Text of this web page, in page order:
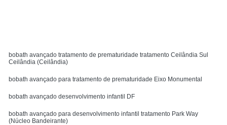
bobath avançado tratamento de prematuridade tratamento Ceilândia Sul
Ceilândia (Ceilândia)
bobath avançado para tratamento de prematuridade Eixo Monumental
bobath avançado desenvolvimento infantil DF
bobath avançado para desenvolvimento infantil tratamento Park Way
(Núcleo Bandeirante)